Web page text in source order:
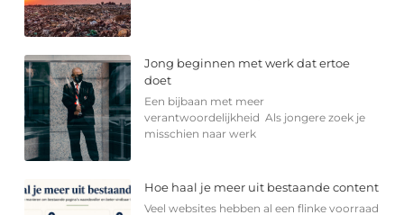
Jong beginnen met werk dat ertoe
doet
Een bijbaan met meer
verantwoordelijkheid Als jongere zoek je
misschien naar werk
Hoe haal je meer uit bestaande content
Veel websites hebben al een flinke voorraad